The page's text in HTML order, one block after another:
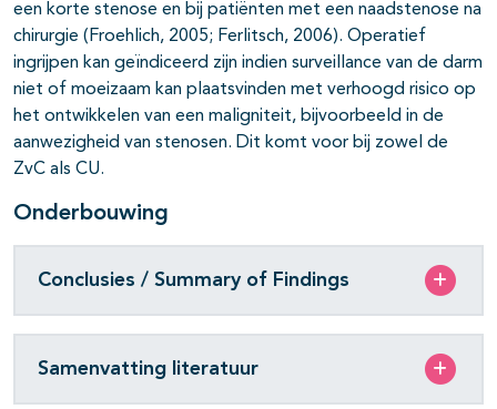
een korte stenose en bij patiënten met een naadstenose na
chirurgie (Froehlich, 2005; Ferlitsch, 2006). Operatief
ingrijpen kan geïndiceerd zijn indien surveillance van de darm
niet of moeizaam kan plaatsvinden met verhoogd risico op
het ontwikkelen van een maligniteit, bijvoorbeeld in de
aanwezigheid van stenosen. Dit komt voor bij zowel de
ZvC als CU.
Onderbouwing
Conclusies / Summary of Findings
Samenvatting literatuur